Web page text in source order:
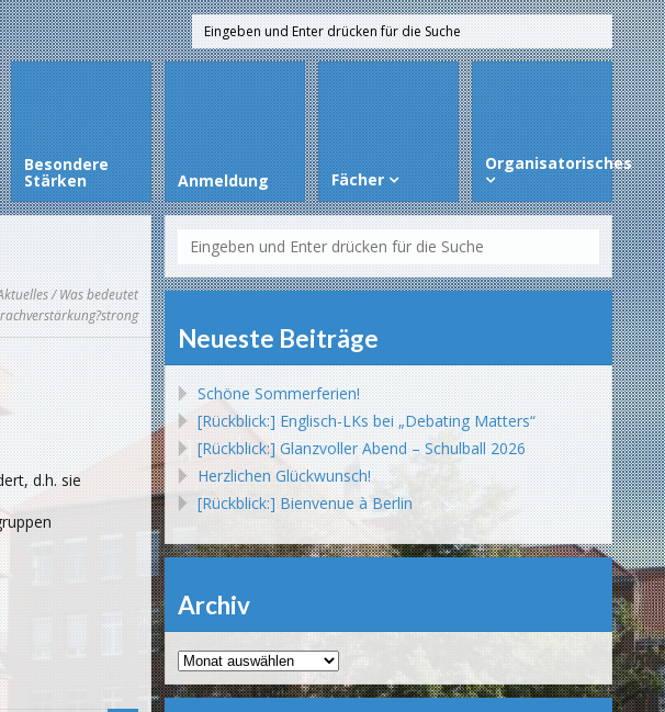
Besondere
Stärken Anmeldung Fächer
Organisatorisches
/ Was bedeutet
d.h. sie
Neueste Beiträge
Schöne Sommerferien!
[Rückblick:] Englisch-LKs bei „Debating Matters“
[Rückblick:] Glanzvoller Abend – Schulball 2026
Herzlichen Glückwunsch!
[Rückblick:] Bienvenue à Berlin
Archiv
Archiv